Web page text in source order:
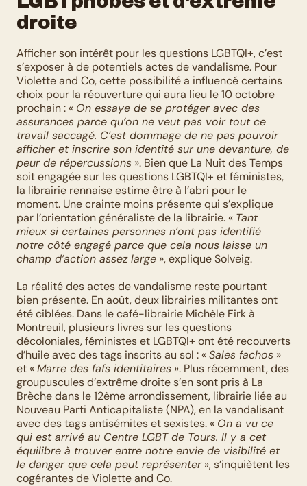
droite
Afficher son intérêt pour les questions LGBTQI+, c’est
s’exposer à de potentiels actes de vandalisme. Pour
Violette and Co, cette possibilité a influencé certains
choix pour la réouverture qui aura lieu le 10 octobre
prochain : « On essaye de se protéger avec des
assurances parce qu’on ne veut pas voir tout ce
travail saccagé. C’est dommage de ne pas pouvoir
afficher et inscrire son identité sur une devanture, de
peur de répercussions ». Bien que La Nuit des Temps
soit engagée sur les questions LGBTQI+ et féministes,
la librairie rennaise estime être à l’abri pour le
moment. Une crainte moins présente qui s’explique
par l’orientation généraliste de la librairie. « Tant
mieux si certaines personnes n’ont pas identifié
notre côté engagé parce que cela nous laisse un
champ d’action assez large », explique Solveig.
La réalité des actes de vandalisme reste pourtant
bien présente. En août, deux librairies militantes ont
été ciblées. Dans le café-librairie Michèle Firk à
Montreuil, plusieurs livres sur les questions
décoloniales, féministes et LGBTQI+ ont été recouverts
d’huile avec des tags inscrits au sol : « Sales fachos »
et « Marre des fafs identitaires ». Plus récemment, des
groupuscules d’extrême droite s’en sont pris à La
Brèche dans le 12ème arrondissement, librairie liée au
Nouveau Parti Anticapitaliste (NPA), en la vandalisant
avec des tags antisémites et sexistes. « On a vu ce
qui est arrivé au Centre LGBT de Tours. Il y a cet
équilibre à trouver entre notre envie de visibilité et
le danger que cela peut représenter », s’inquiètent les
cogérantes de Violette and Co.